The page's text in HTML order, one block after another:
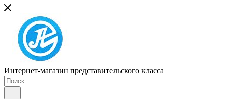
Интернет-магазин представительского класса